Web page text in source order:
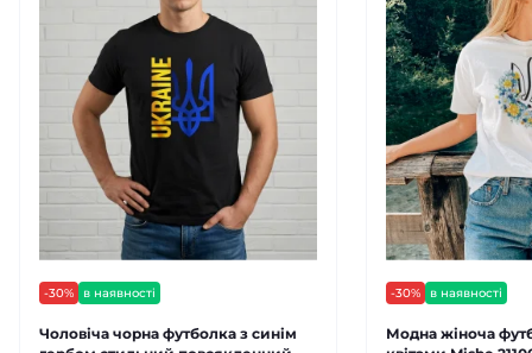
-30% в наявності
Чоловіча чорна футболка з синім
-30% в наявності
Модна жіноча